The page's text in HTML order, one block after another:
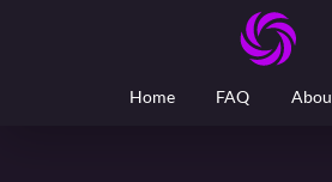
Home FAQ